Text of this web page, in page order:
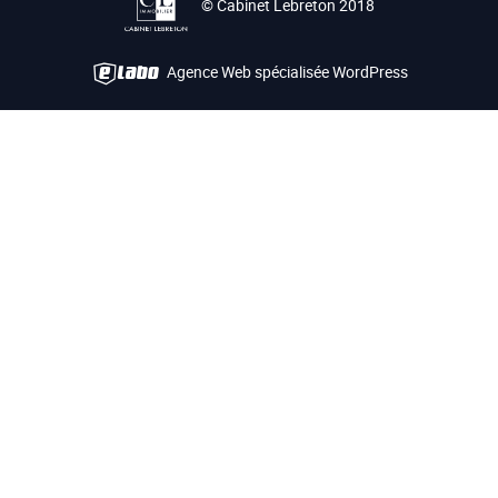
© Cabinet Lebreton 2018
Agence Web spécialisée WordPress